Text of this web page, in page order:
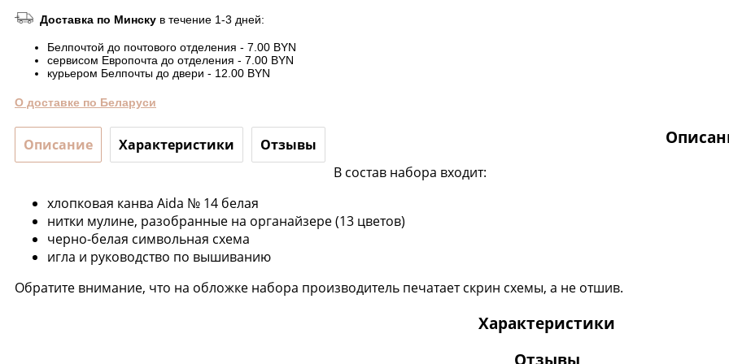
Доставка по Минску в течение 1-3 дней:
Белпочтой до почтового отделения - 7.00 BYN
сервисом Европочта до отделения - 7.00 BYN
курьером Белпочты до двери - 12.00 BYN
О доставке по Беларуси
Описание Характеристики Отзывы
В состав набора входит:
хлопковая канва Aida № 14 белая
нитки мулине, разобранные на органайзере (13 цветов)
черно-белая символьная схема
игла и руководство по вышиванию
Обратите внимание, что на обложке набора производитель печатает скрин схемы, а не отшив.
Характеристики
Отзывы